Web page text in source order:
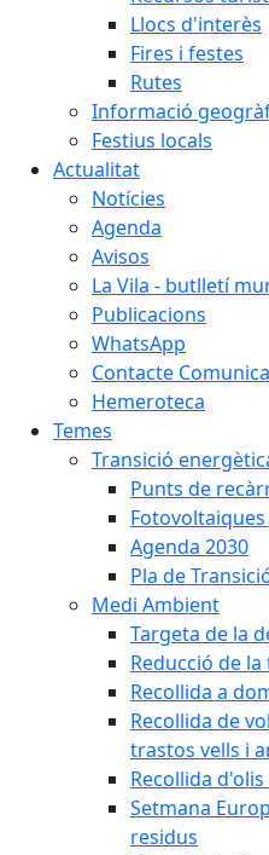
Llocs d'interès
Fires i festes
Rutes
Informació
Festius locals
Actualitat
Notícies
Agenda
Avisos
La Vila - butlletí
Publicacions
WhatsApp
Contacte
Hemeroteca
Temes
Transició
Punts de
Agenda 2030
Pla de
Medi Ambient
Targeta de la
Reducció de
Recollida a
Recollida de
trastos vells i
Recollida
Setmana
residus